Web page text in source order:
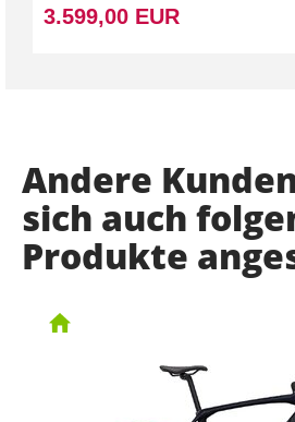
3.599,00 EUR
Andere
sich auch
Produkte